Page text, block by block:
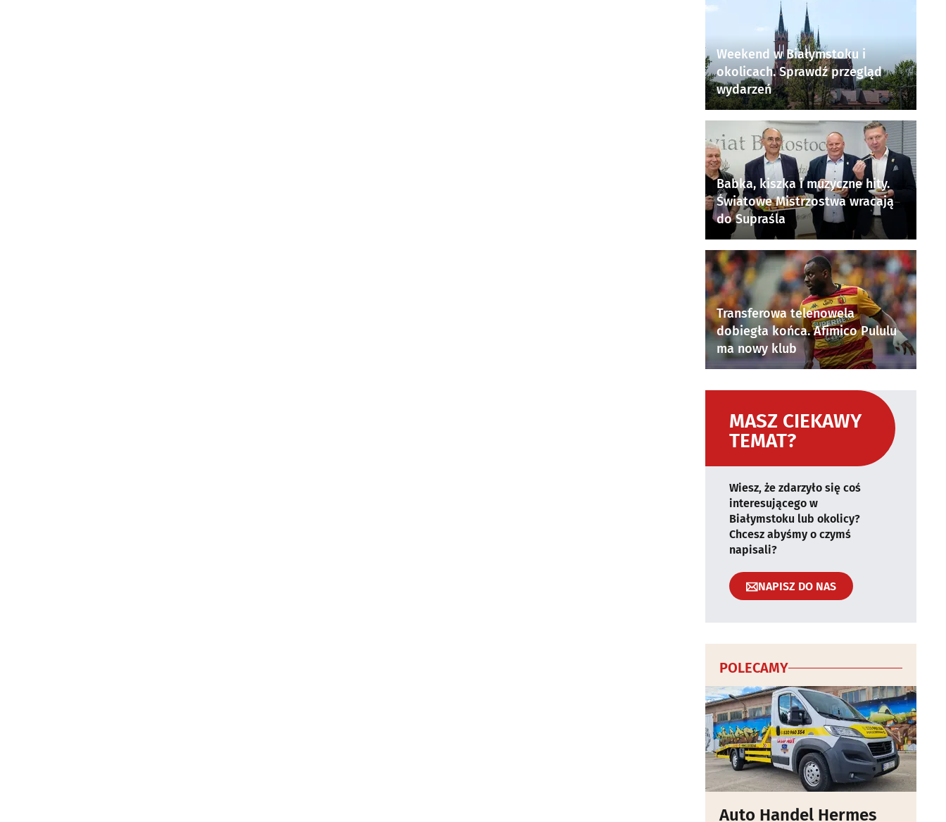
Weekend w Białymstoku i
okolicach. Sprawdź przegląd
wydarzeń
Babka, kiszka i muzyczne hity.
Światowe Mistrzostwa wracają
do Supraśla
Transferowa telenowela
dobiegła końca. Afimico Pululu
ma nowy klub
MASZ CIEKAWY
TEMAT?
Wiesz, że zdarzyło się coś
interesującego w
Białymstoku lub okolicy?
Chcesz abyśmy o czymś
napisali?
NAPISZ DO NAS
POLECAMY
Auto Handel Hermes